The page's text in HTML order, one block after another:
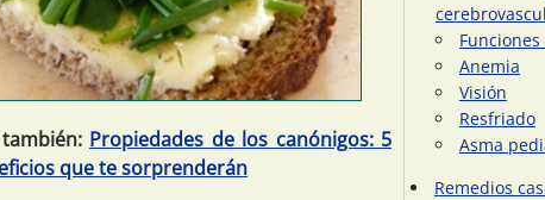
Anemia
Visión
Resfriado
Asma
Remedios
Propiedades de los canónigos: 5
que te sorprenderán